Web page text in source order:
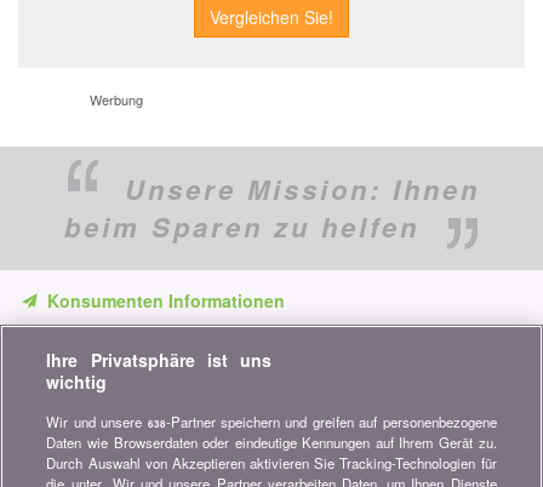
Werbung
Unsere Mission: Ihnen
beim Sparen zu helfen
Konsumenten Informationen
unsere Vergleiche, Ratschläge und Tipps in den Bereichen
Versicherung, Finanzen, Konsumgüter und vieles mehr...
Newsletter bestellen
Ihre Privatsphäre ist uns
wichtig
Wir und unsere 638-Partner speichern und greifen auf personenbezogene
Daten wie Browserdaten oder eindeutige Kennungen auf Ihrem Gerät zu.
Durch Auswahl von Akzeptieren aktivieren Sie Tracking-Technologien für